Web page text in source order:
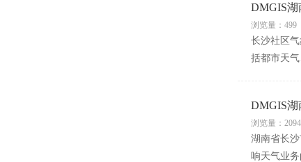
DMGIS
浏览量：499
长沙社区
括都市天
DMGIS
浏览量：2094
湖南省长
响天气业